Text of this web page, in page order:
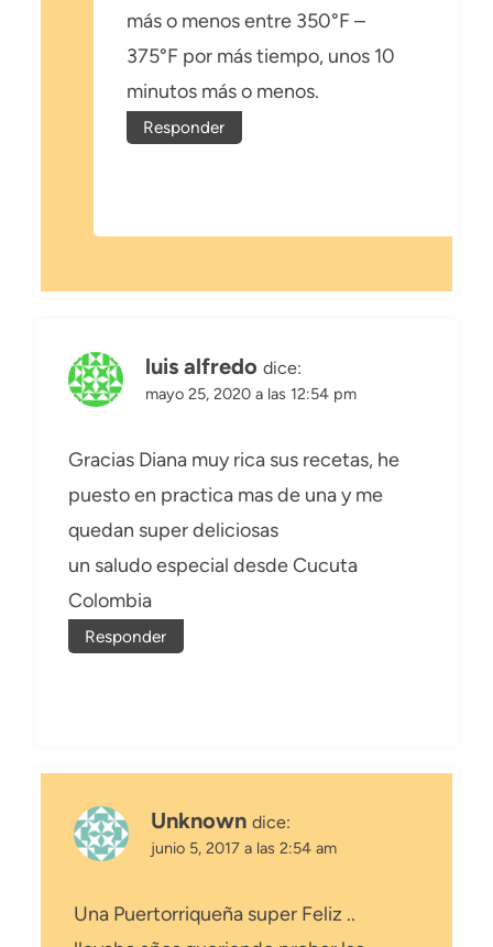
más o menos entre 350°F –
375°F por más tiempo, unos 10
minutos más o menos.
Responder
luis alfredo dice:
mayo 25, 2020 a las 12:54 pm
Gracias Diana muy rica sus recetas, he
puesto en practica mas de una y me
quedan super deliciosas
un saludo especial desde Cucuta
Colombia
Responder
Unknown dice:
junio 5, 2017 a las 2:54 am
Una Puertorriqueña super Feliz ..